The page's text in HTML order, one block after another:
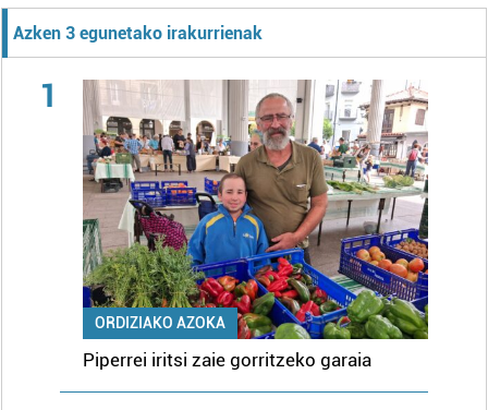
Azken 3 egunetako irakurrienak
1
ORDIZIAKO AZOKA
Piperrei iritsi zaie gorritzeko garaia